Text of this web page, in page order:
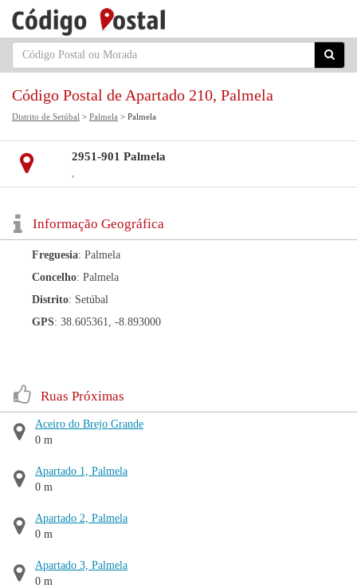
Código Postal de Apartado 210, Palmela
Distrito de Setúbal > Palmela > Palmela
2951-901 Palmela
,
Informação Geográfica
Freguesia: Palmela
Concelho: Palmela
Distrito: Setúbal
GPS: 38.605361, -8.893000
Ruas Próximas
Aceiro do Brejo Grande
0 m
Apartado 1, Palmela
0 m
Apartado 2, Palmela
0 m
Apartado 3, Palmela
0 m